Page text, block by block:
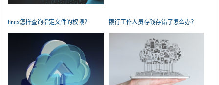
linux怎样查询指定文件的权限？ 银行工作人员存钱存错了怎么办？